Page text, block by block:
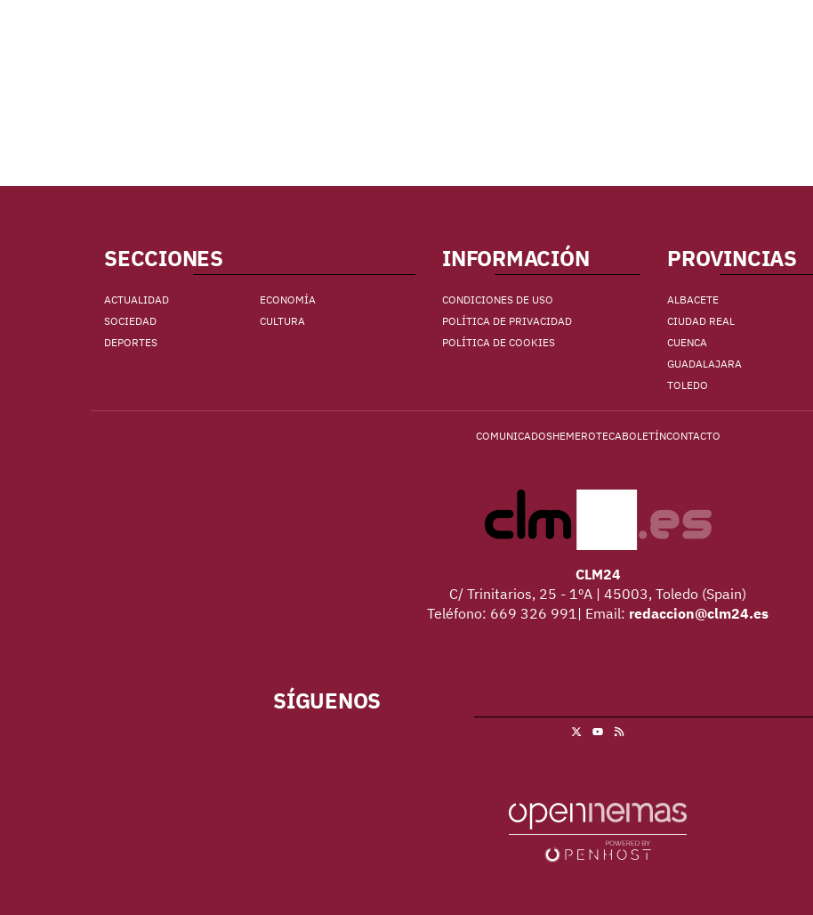
SECCIONES
ACTUALIDAD
ECONOMÍA
SOCIEDAD
CULTURA
DEPORTES
INFORMACIÓN
CONDICIONES DE USO
POLÍTICA DE PRIVACIDAD
POLÍTICA DE COOKIES
PROVINCIAS
ALBACETE
CIUDAD REAL
CUENCA
GUADALAJARA
TOLEDO
COMUNICADOSHEMEROTECABOLETÍNCONTACTO
CLM24
C/ Trinitarios, 25 - 1ºA | 45003, Toledo (Spain)
Teléfono: 669 326 991| Email: redaccion@clm24.es
SÍGUENOS